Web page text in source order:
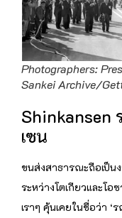
Photographers:
Sankei Archive/
Shinkansen
เซน
ขนส่งสาธารณะถือเป็น
ระหว่างโตเกียวและโ
เราๆ คุ้นเคยในชื่อว่า ‘